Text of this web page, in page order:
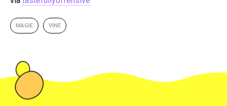
MAGIE VINE